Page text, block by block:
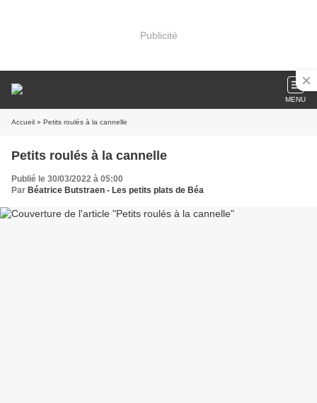
Publicité
MENU
Accueil » Petits roulés à la cannelle
Petits roulés à la cannelle
Publié le 30/03/2022 à 05:00
Par Béatrice Butstraen - Les petits plats de Béa